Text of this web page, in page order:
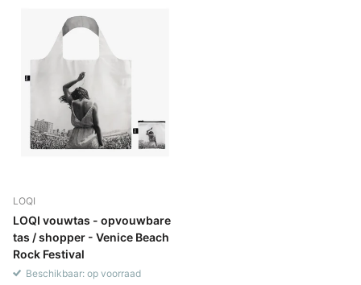
LOQI
LOQI vouwtas - opvouwbare
tas / shopper - Venice Beach
Rock Festival
Beschikbaar: op voorraad